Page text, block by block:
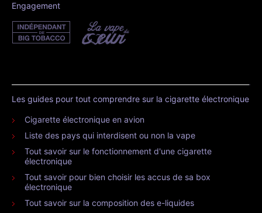
Engagement
Les guides pour tout comprendre sur la cigarette électronique
Cigarette électronique en avion
Liste des pays qui interdisent ou non la vape
Tout savoir sur le fonctionnement d'une cigarette
électronique
Tout savoir pour bien choisir les accus de sa box
électronique
Tout savoir sur la composition des e-liquides